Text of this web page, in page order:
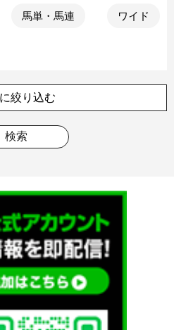
馬単・馬連 ワイド
絞り込む
20点未満
50点未満
検索